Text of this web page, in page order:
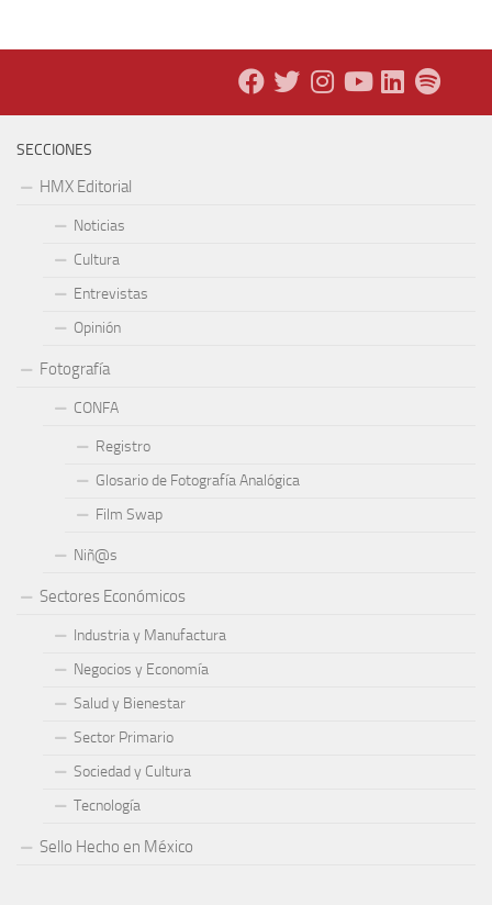
SECCIONES
HMX Editorial
Noticias
Cultura
Entrevistas
Opinión
Fotografía
CONFA
Registro
Glosario de Fotografía Analógica
Film Swap
Niñ@s
Sectores Económicos
Industria y Manufactura
Negocios y Economía
Salud y Bienestar
Sector Primario
Sociedad y Cultura
Tecnología
Sello Hecho en México